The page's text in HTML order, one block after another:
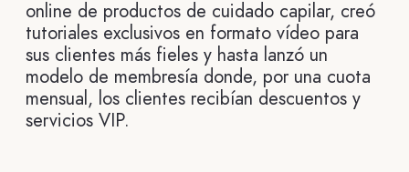
online de productos de cuidado capilar, creó
tutoriales exclusivos en formato vídeo para
sus clientes más fieles y hasta lanzó un
modelo de membresía donde, por una cuota
mensual, los clientes recibían descuentos y
servicios VIP.